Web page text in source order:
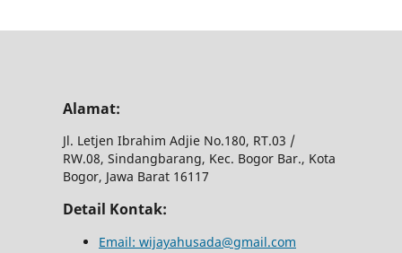
Alamat:
Jl. Letjen Ibrahim Adjie No.180, RT.03 /
RW.08, Sindangbarang, Kec. Bogor Bar., Kota
Bogor, Jawa Barat 16117
Detail Kontak:
Email: wijayahusada@gmail.com